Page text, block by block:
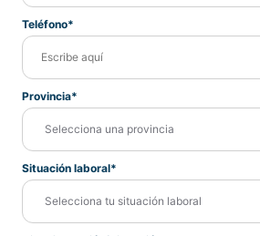
Teléfono*
Provincia*
Situación laboral*